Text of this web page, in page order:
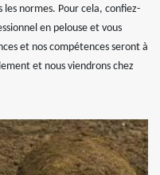
les normes. Pour cela, confiez-
en pelouse et vous
et nos compétences seront à
et nous viendrons chez